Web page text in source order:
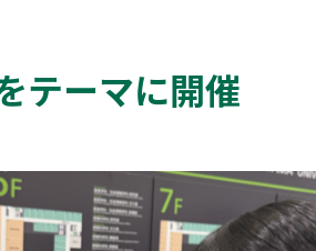
テーマに開催